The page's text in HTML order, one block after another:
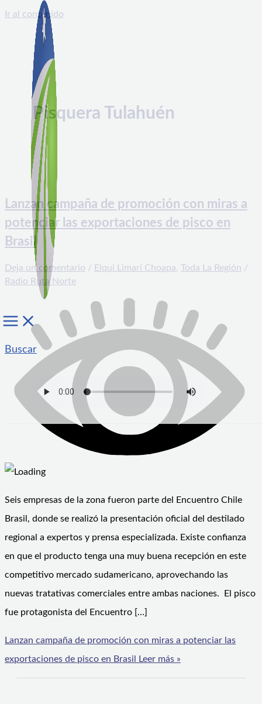
Ir al contenido
Buscar
Pisquera Tulahuén
Lanzan campaña de promoción con miras a
potenciar las exportaciones de pisco en
Brasil
Deja un comentario / Elqui Limarí Choapa, Toda La Región /
Radio Ruta Norte
Seis empresas de la zona fueron parte del Encuentro Chile
Brasil, donde se realizó la presentación oficial del destilado
regional a expertos y prensa especializada. Existe confianza
en que el producto tenga una muy buena recepción en este
competitivo mercado sudamericano, aprovechando las
nuevas tratativas comerciales entre ambas naciones. El pisco
fue protagonista del Encuentro […]
Lanzan campaña de promoción con miras a potenciar las
exportaciones de pisco en Brasil
Leer más »